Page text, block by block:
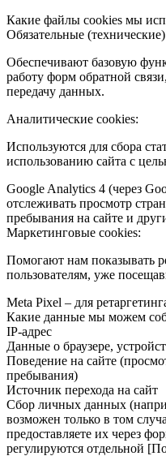
Какие файлы cookies мы
Обязательные
Обеспечивают базовую
работу форм обратной
передачу данных.
Аналитические cookies:
Используются для сбора
использованию сайта с
Google Analytics 4 (через
отслеживать просмотр
пребывания на сайте и
Маркетинговые cookies:
Помогают нам показывать
пользователям, уже
Meta Pixel – для
Какие данные мы можем
IP-адрес
Данные о браузере,
Поведение на сайте
пребывания)
Источник перехода на сайт
Сбор личных данных
возможен только в том
предоставляете их через
регулируются отдельной